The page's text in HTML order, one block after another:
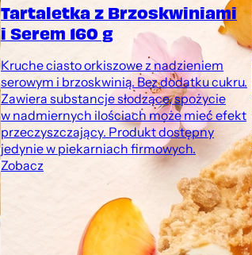
Tartaletka z Brzoskwiniami
i Serem 160 g
Kruche ciasto orkiszowe z nadzieniem
serowym i brzoskwinią. Bez dodatku cukru.
Zawiera substancje słodzące, spożycie
w nadmiernych ilościach może mieć efekt
przeczyszczający. Produkt dostępny
jedynie w piekarniach firmowych.
Zobacz